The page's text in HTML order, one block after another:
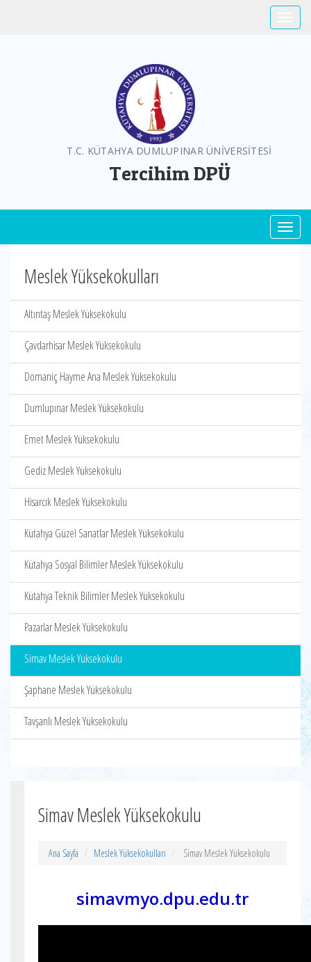
T.C. KÜTAHYA DUMLUPINAR ÜNİVERSİTESİ
Tercihim DPÜ
Meslek Yüksekokulları
Altıntaş Meslek Yüksekokulu
Çavdarhisar Meslek Yüksekokulu
Domaniç Hayme Ana Meslek Yüksekokulu
Dumlupınar Meslek Yüksekokulu
Emet Meslek Yüksekokulu
Gediz Meslek Yüksekokulu
Hisarcık Meslek Yüksekokulu
Kütahya Güzel Sanatlar Meslek Yüksekokulu
Kütahya Sosyal Bilimler Meslek Yüksekokulu
Kütahya Teknik Bilimler Meslek Yüksekokulu
Pazarlar Meslek Yüksekokulu
Simav Meslek Yüksekokulu
Şaphane Meslek Yüksekokulu
Tavşanlı Meslek Yüksekokulu
Simav Meslek Yüksekokulu
Ana Sayfa Meslek Yüksekokulları Simav Meslek Yüksekokulu
simavmyo.dpu.edu.tr